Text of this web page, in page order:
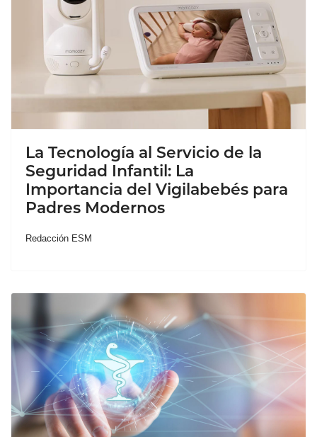
La Tecnología al Servicio de la
Seguridad Infantil: La
Importancia del Vigilabebés para
Padres Modernos
Redacción ESM